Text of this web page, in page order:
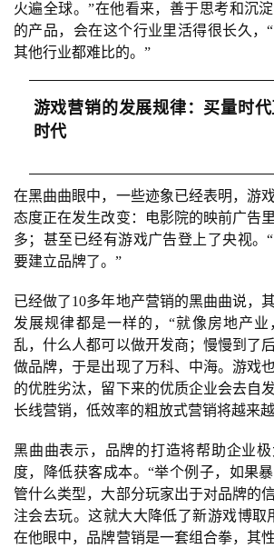
火遍全球。”在他看来，善于思考和沉
的产品，会在这个行业里活得很长久，
其他行业都难比的。”
游戏营销的发展规律：买量时
时代
在黑曲曲眼中，一些迹象已经表明，游
态度正在发生改变：电影院的映前广告
多；甚至已经有游戏广告登上了央视。
要建立品牌了。”
已经做了10多年地产营销的黑曲曲说，
发展规律都是一样的，“就像房地产
乱，什么人都可以做开发商；慢慢到了
做品牌，于是出现了万科、中海。游戏
的优胜劣汰，留下来的优质企业会去自
长线营销，低效率的粗放式营销将越来
黑曲曲表示，品牌的打造将帮助企业
度，降低获客成本。“举个例子，如果
管什么类型，大部分玩家出于对品牌的
注会去玩。这就大大降低了新游戏博取
在他眼中，品牌营销是一套组合拳，其